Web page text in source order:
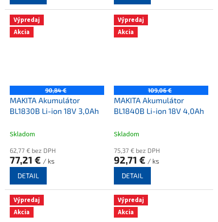
Výpredaj
Akcia
90,84 €
MAKITA Akumulátor
BL1830B Li-ion 18V 3,0Ah
Skladom
62,77 € bez DPH
77,21 € / ks
DETAIL
Výpredaj
Akcia
109,06 €
MAKITA Akumulátor
BL1840B Li-ion 18V 4,0Ah
Skladom
75,37 € bez DPH
92,71 € / ks
DETAIL
Výpredaj
Akcia
Výpredaj
Akcia